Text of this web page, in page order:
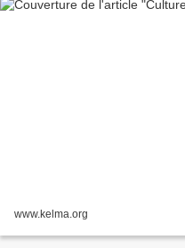
www.kelma.org